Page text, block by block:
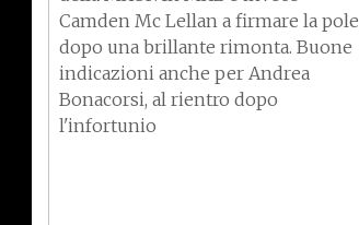
Camden Mc Lellan a firmare la pole
dopo una brillante rimonta. Buone
indicazioni anche per Andrea
Bonacorsi, al rientro dopo
l'infortunio